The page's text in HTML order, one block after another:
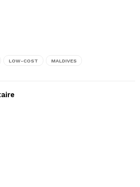
LOW-COST MALDIVES